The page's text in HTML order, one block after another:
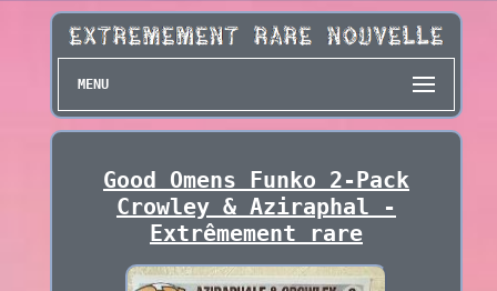
MENU
Good Omens Funko 2-Pack
Crowley & Aziraphal -
Extrêmement rare